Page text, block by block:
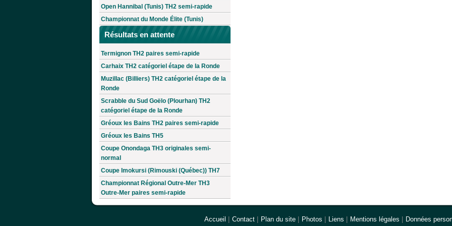
Open Hannibal (Tunis) TH2 semi-rapide
Championnat du Monde Élite (Tunis)
Résultats en attente
Termignon TH2 paires semi-rapide
Carhaix TH2 catégoriel étape de la Ronde
Muzillac (Billiers) TH2 catégoriel étape de la
Ronde
Scrabble du Sud Goëlo (Plourhan) TH2
catégoriel étape de la Ronde
Gréoux les Bains TH2 paires semi-rapide
Gréoux les Bains TH5
Coupe Onondaga TH3 originales semi-
normal
Coupe Imokursi (Rimouski (Québec)) TH7
Championnat Régional Outre-Mer TH3
Outre-Mer paires semi-rapide
Accueil | Contact | Plan du site | Photos | Liens | Mentions légales | Données